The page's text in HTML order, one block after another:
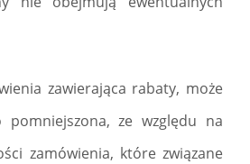
zawierająca rabaty, może
pomniejszona, ze względu na
zamówienia, które związane